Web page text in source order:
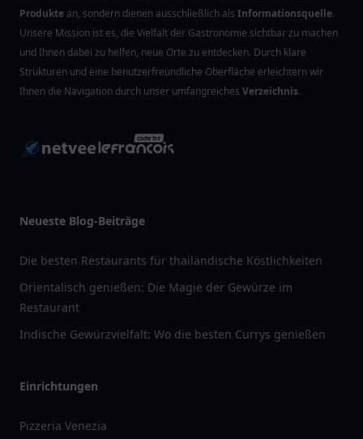
Produkte an, sondern dienen ausschließlich als Informationsquelle.
Unsere Mission ist es, die Vielfalt der Gastronomie sichtbar zu machen
und Ihnen dabei zu helfen, neue Orte zu entdecken. Durch klare
Strukturen und eine benutzerfreundliche Oberfläche erleichtern wir
Ihnen die Navigation durch unser umfangreiches Verzeichnis.
Neueste Blog-Beiträge
Die besten Restaurants für thailändische Köstlichkeiten
Orientalisch genießen: Die Magie der Gewürze im
Restaurant
Indische Gewürzvielfalt: Wo die besten Currys genießen
Einrichtungen
Pizzeria Venezia